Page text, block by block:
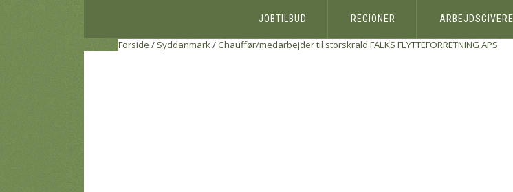
JOBTILBUD REGIONER ARBEJDSGIVERE
Forside / Syddanmark/Chauffør/medarbejder til storskrald FALKS FLYTTEFORRETNING APS